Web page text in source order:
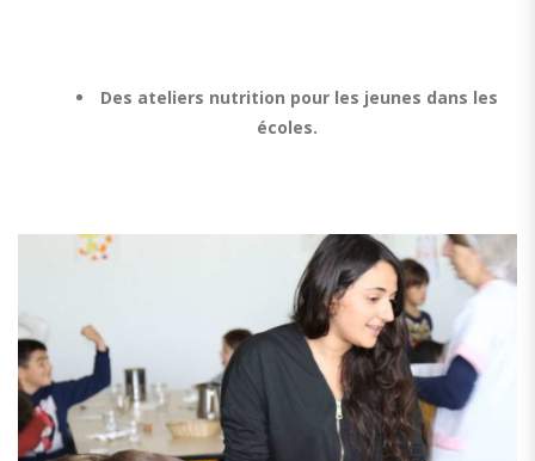
Des ateliers nutrition pour les jeunes dans les
écoles.